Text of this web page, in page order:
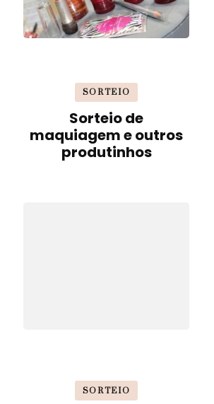
SORTEIO
Sorteio de
maquiagem e outros
produtinhos
SORTEIO